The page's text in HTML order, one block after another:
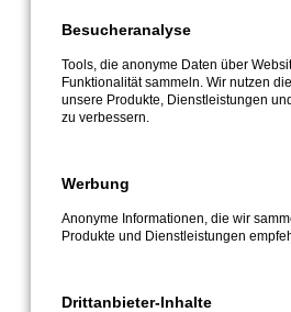
Besucheranalyse
Tools, die anonyme Daten über
Funktionalität sammeln. Wir nutzen
unsere Produkte, Dienstleistungen
zu verbessern.
Werbung
Anonyme Informationen, die wir
Produkte und Dienstleistungen
Drittanbieter-Inhalte